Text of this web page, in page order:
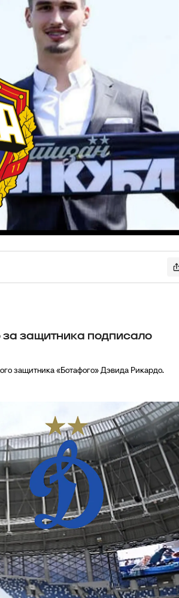
за защитника подписало
защитника «Ботафого» Дэвида Рикардо.